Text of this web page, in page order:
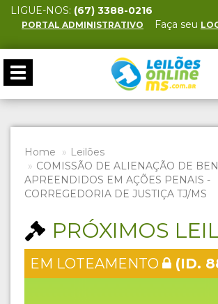
LIGUE-NOS: (67) 3388-0216
PORTAL ADMINISTRATIVO Faça seu
Toggle
navigation
Home
Leilões
COMISSÃO DE ALIENAÇÃO DE
APREENDIDOS EM AÇÕES PENAIS -
CORREGEDORIA DE JUSTIÇA TJ/MS
PRÓXIMOS
EM LOTEAMENTO (ID.